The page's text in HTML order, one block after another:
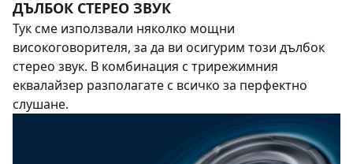
ДЪЛБОК СТЕРЕО ЗВУК
Тук сме използвали няколко мощни
високоговорителя, за да ви осигурим този дълбок
стерео звук. В комбинация с трирежимния
еквалайзер разполагате с всичко за перфектно
слушане.